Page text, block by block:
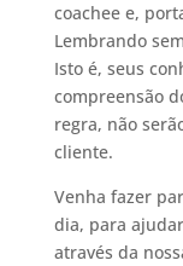
coachee e,
Lembrando
Isto é, seus
compreensão
regra, não
cliente.
Venha fazer
dia, para
através da